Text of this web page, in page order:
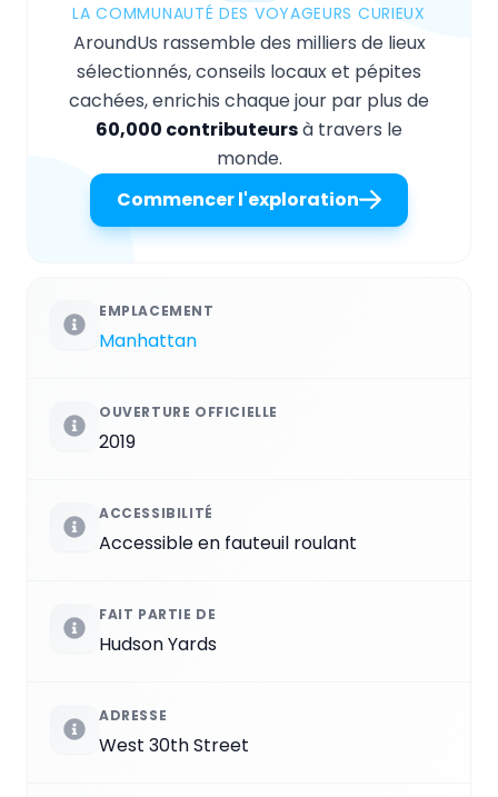
LA COMMUNAUTÉ DES VOYAGEURS CURIEUX
AroundUs rassemble des milliers de lieux
sélectionnés, conseils locaux et pépites
cachées, enrichis chaque jour par plus de
60,000 contributeursà travers le
monde.
Commencer l'exploration
EMPLACEMENT
Manhattan
OUVERTURE OFFICIELLE
2019
ACCESSIBILITÉ
Accessible en fauteuil roulant
FAIT PARTIE DE
Hudson Yards
ADRESSE
West 30th Street